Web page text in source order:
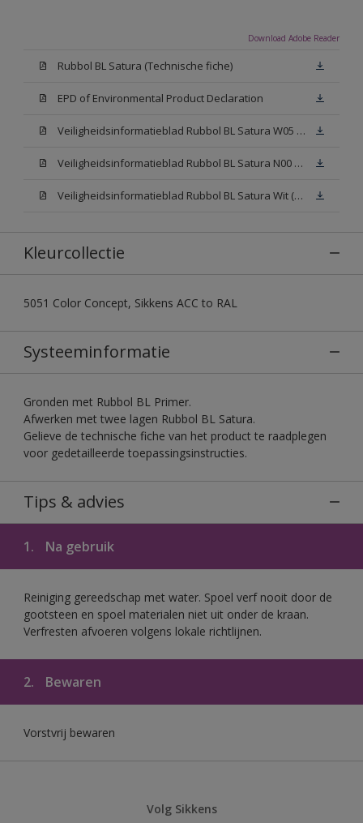
Download Adobe Reader
Rubbol BL Satura (Technische fiche)
EPD of Environmental Product Declaration
Veiligheidsinformatieblad Rubbol BL Satura W05 (SDS)
Veiligheidsinformatieblad Rubbol BL Satura N00 (SDS)
Veiligheidsinformatieblad Rubbol BL Satura Wit (SDS)
Kleurcollectie
5051 Color Concept, Sikkens ACC to RAL
Systeeminformatie
Gronden met Rubbol BL Primer.
Afwerken met twee lagen Rubbol BL Satura.
Gelieve de technische fiche van het product te raadplegen
voor gedetailleerde toepassingsinstructies.
Tips & advies
1. Na gebruik
Reiniging gereedschap met water. Spoel verf nooit door de
gootsteen en spoel materialen niet uit onder de kraan.
Verfresten afvoeren volgens lokale richtlijnen.
2. Bewaren
Vorstvrij bewaren
Volg Sikkens